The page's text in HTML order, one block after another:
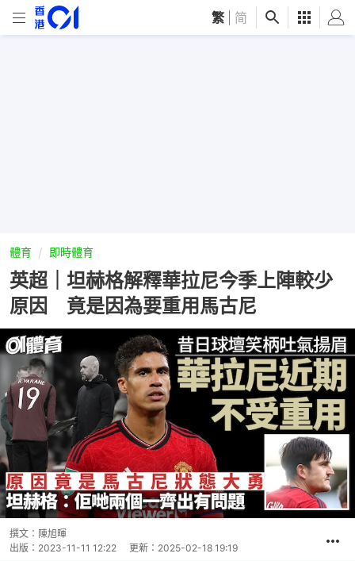
繁 简
體育 即時體育
英超｜坦赫格解釋華拉尼今季上陣較少
原因 竟是因為要重用馬古尼
撰文： 陳旭暉
出版： 2023-11-11 12:22 更新： 2025-02-18 19:19